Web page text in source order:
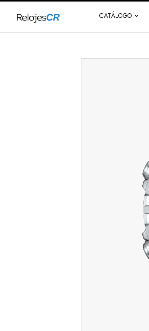
CATÁLOGO